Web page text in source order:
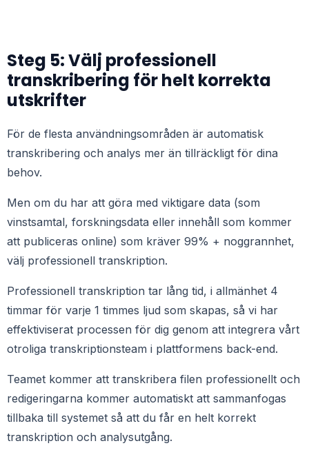
Steg 5: Välj professionell
transkribering för helt korrekta
utskrifter
För de flesta användningsområden är automatisk
transkribering och analys mer än tillräckligt för dina
behov.
Men om du har att göra med viktigare data (som
vinstsamtal, forskningsdata eller innehåll som kommer
att publiceras online) som kräver 99% + noggrannhet,
välj professionell transkription.
Professionell transkription tar lång tid, i allmänhet 4
timmar för varje 1 timmes ljud som skapas, så vi har
effektiviserat processen för dig genom att integrera vårt
otroliga transkriptionsteam i plattformens back-end.
Teamet kommer att transkribera filen professionellt och
redigeringarna kommer automatiskt att sammanfogas
tillbaka till systemet så att du får en helt korrekt
transkription och analysutgång.